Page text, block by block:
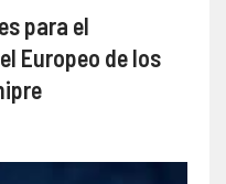
para el
Europeo de los